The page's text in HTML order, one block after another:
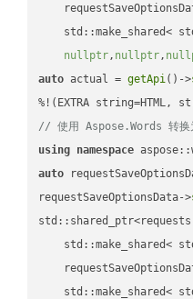
std::make_shared<
nullptr, nullptr,
auto actual = getApi()->
// 使用 Aspose.Words 转换
using namespace
auto
requestSaveOptionsData->
std::make_shared<
std::make_shared<